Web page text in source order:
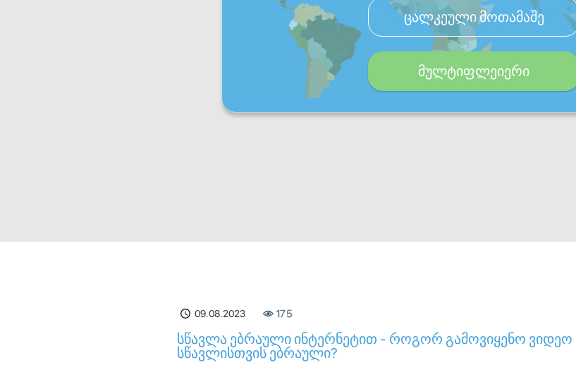
ცალკეული მოთამაშე
მულტიფლეიერი
09.08.2023 175
სწავლა ებრაული ინტერნეტით - როგორ გამოვიყენო ვიდეო
სწავლისთვის ებრაული?